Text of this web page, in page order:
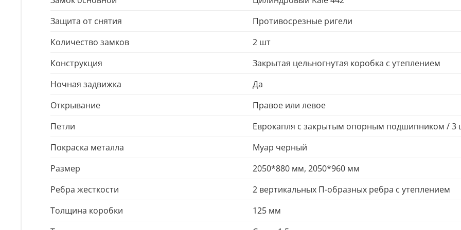
Защита от снятия
Противосрезные ригели
Количество замков
2 шт
Конструкция
Закрытая цельногнутая коробка с утеплением
Ночная задвижка
Да
Открывание
Правое или левое
Петли
Еврокапля с закрытым опорным подшипником / 3
Покраска металла
Муар черный
Размер
2050*880 мм, 2050*960 мм
Ребра жесткости
2 вертикальных П-образных ребра с утеплением
Толщина коробки
125 мм